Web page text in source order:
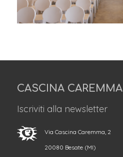
CASCINA CAREMMA
Iscriviti alla newsletter
Via Cascina Caremma, 2
20080 Besate (MI)